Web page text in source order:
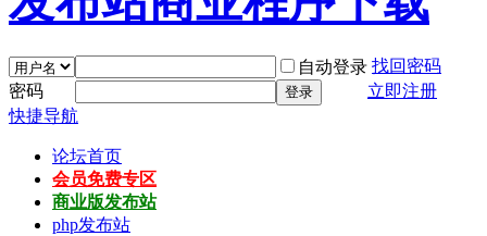
自动登录 找回密码
密码
登录
立即注册
快捷导航
论坛首页
会员免费专区
商业版发布站
php发布站